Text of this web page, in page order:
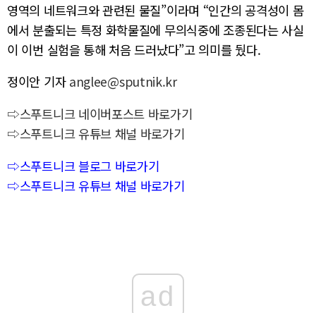
영역의 네트워크와 관련된 물질”이라며 “인간의 공격성이 몸
에서 분출되는 특정 화학물질에 무의식중에 조종된다는 사실
이 이번 실험을 통해 처음 드러났다”고 의미를 뒀다.
정이안 기자 anglee@sputnik.kr
⇨스푸트니크 네이버포스트 바로가기
⇨스푸트니크 유튜브 채널 바로가기
⇨스푸트니크 블로그 바로가기
⇨스푸트니크 유튜브 채널 바로가기
ad